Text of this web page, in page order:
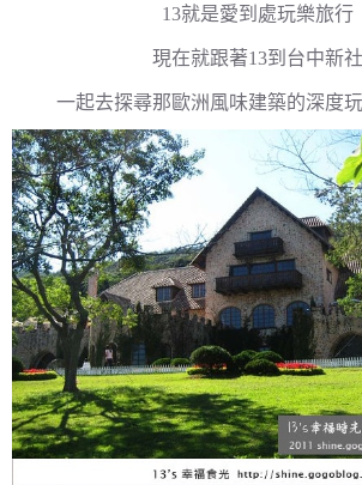
13就是愛到處玩樂旅行
現在就跟著13到台中新社
一起去探尋那歐洲風味建築的深度